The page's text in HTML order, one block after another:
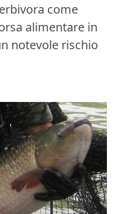
come
alimentare in
notevole rischio